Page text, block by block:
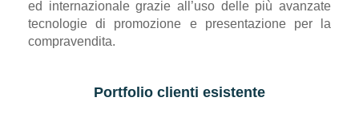
ed internazionale grazie all’uso delle più avanzate
tecnologie di promozione e presentazione per la
compravendita.
Portfolio clienti esistente